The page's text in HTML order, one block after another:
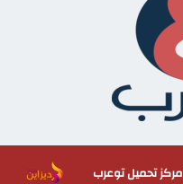
مركز تحميل توعرب